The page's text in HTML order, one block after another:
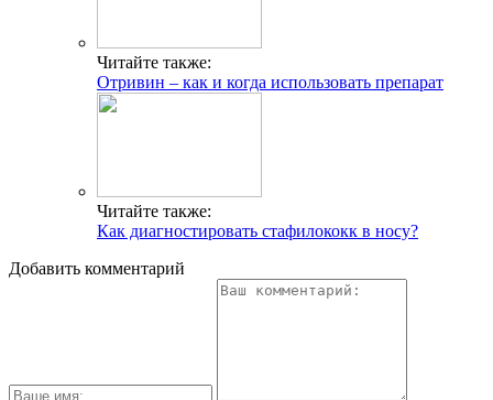
Читайте также:
Отривин – как и когда использовать препарат
Читайте также:
Как диагностировать стафилококк в носу?
Добавить комментарий